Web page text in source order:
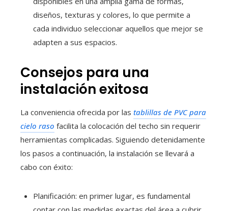
diseños, texturas y colores, lo que permite a
cada individuo seleccionar aquellos que mejor se
adapten a sus espacios.
Consejos para una
instalación exitosa
La conveniencia ofrecida por las tablillas de PVC para
cielo raso facilita la colocación del techo sin requerir
herramientas complicadas. Siguiendo detenidamente
los pasos a continuación, la instalación se llevará a
cabo con éxito:
Planificación: en primer lugar, es fundamental